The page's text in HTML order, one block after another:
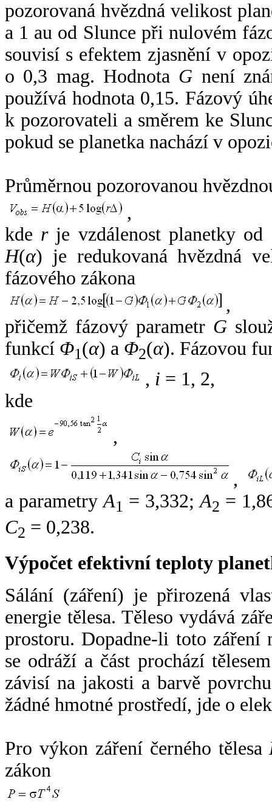
pozorovaná hvězdná velikost
a 1 au od Slunce při nulovém
souvisí s efektem zjasnění v
o 0,3 mag. Hodnota G není
používá hodnota 0,15. Fázový
k pozorovateli a směrem ke
pokud se planetka nachází v
Průměrnou pozorovanou
,
kde rje vzdálenost planetky od
H(α) je redukovaná hvězdná
fázového zákona
,
přičemž fázový parametr G
funkcí Φ1(α) a Φ2(α). Fázovou
, i = 1, 2,
kde
,
,
a parametryA1 = 3,332;A2 =
C2 = 0,238.
Výpočet efektivní teploty
Sálání (záření) je přirozená
energie tělesa. Těleso vydává
prostoru. Dopadne-li toto záření
se odráží a část prochází
závisí na jakosti a barvě
žádné hmotné prostředí, jde o
Pro výkon záření černého tělesa
zákon